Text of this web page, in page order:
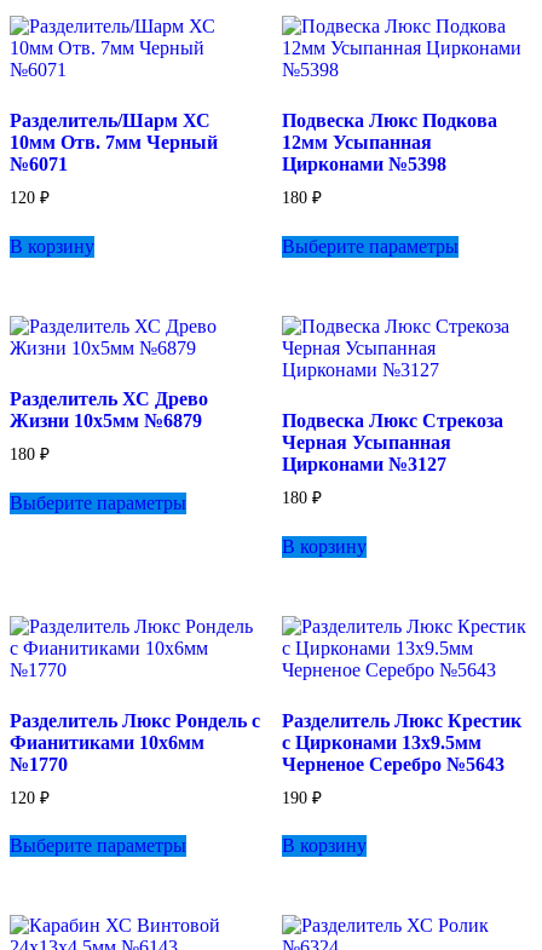
Разделитель/Шарм ХС
10мм Отв. 7мм Черный
№6071
120 ₽
В корзину
Подвеска Люкс Подкова
12мм Усыпанная
Цирконами №5398
180 ₽
Выберите параметрытовар
Опции
странице
Разделитель ХС Древо
Жизни 10х5мм №6879
180 ₽
Выберите параметры
выбрать
на
Подвеска Люкс Стрекоза
Черная Усыпанная
Цирконами №3127
180 ₽
В корзину
Разделитель Люкс Рондель с
Фианитиками 10х6мм
№1770
120 ₽
Выберите параметры
Опции
Разделитель Люкс Крестик
с Цирконами 13х9.5мм
Черненое Серебро №5643
190 ₽
В корзину